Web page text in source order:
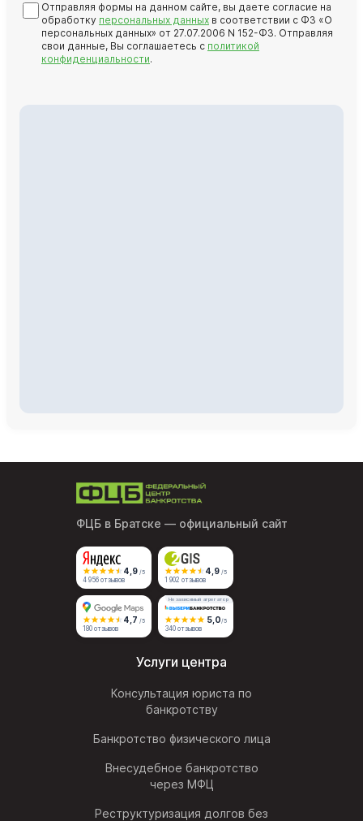
Отправляя формы на данном сайте, вы даете согласие на
обработку персональных данных в соответствии с ФЗ «О
персональных данных» от 27.07.2006 N 152-ФЗ. Отправляя
свои данные, Вы соглашаетесь с политикой
конфиденциальности.
ФЦБ в Братске — официальный сайт
4,9 /5
4 956 отзывов
4,9 /5
1 902 отзывов
4,7 /5
180 отзывов
Независимый агрегатор
5,0/5
340 отзывов
Услуги центра
Консультация юриста по
банкротству
Банкротство физического лица
Внесудебное банкротство
через МФЦ
Реструктуризация долгов без